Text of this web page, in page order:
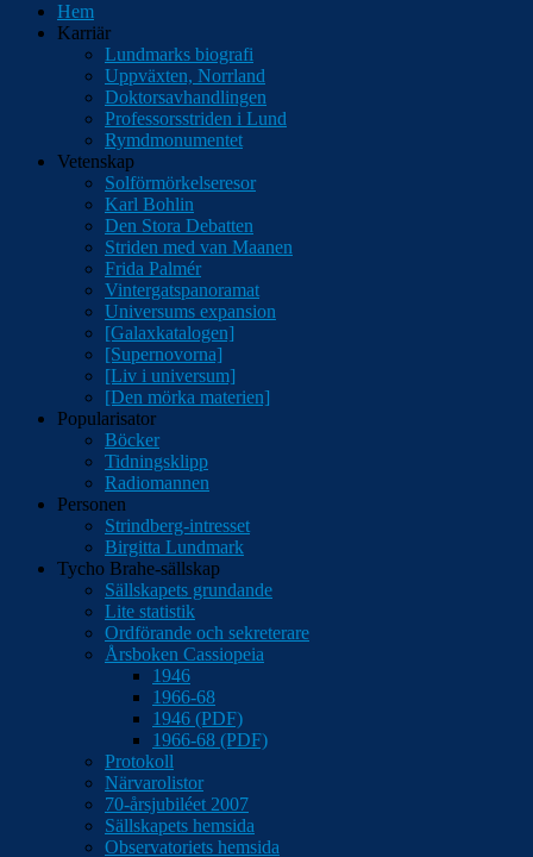
Hem
Karriär
Lundmarks biografi
Uppväxten, Norrland
Doktorsavhandlingen
Professorsstriden i Lund
Rymdmonumentet
Vetenskap
Solförmörkelseresor
Karl Bohlin
Den Stora Debatten
Striden med van Maanen
Frida Palmér
Vintergatspanoramat
Universums expansion
[Galaxkatalogen]
[Supernovorna]
[Liv i universum]
[Den mörka materien]
Popularisator
Böcker
Tidningsklipp
Radiomannen
Personen
Strindberg-intresset
Birgitta Lundmark
Tycho Brahe-sällskap
Sällskapets grundande
Lite statistik
Ordförande och sekreterare
Årsboken Cassiopeia
1946
1966-68
1946 (PDF)
1966-68 (PDF)
Protokoll
Närvarolistor
70-årsjubiléet 2007
Sällskapets hemsida
Observatoriets hemsida